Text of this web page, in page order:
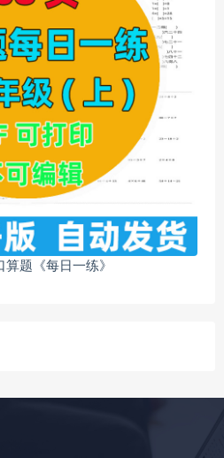
题《每日一练》